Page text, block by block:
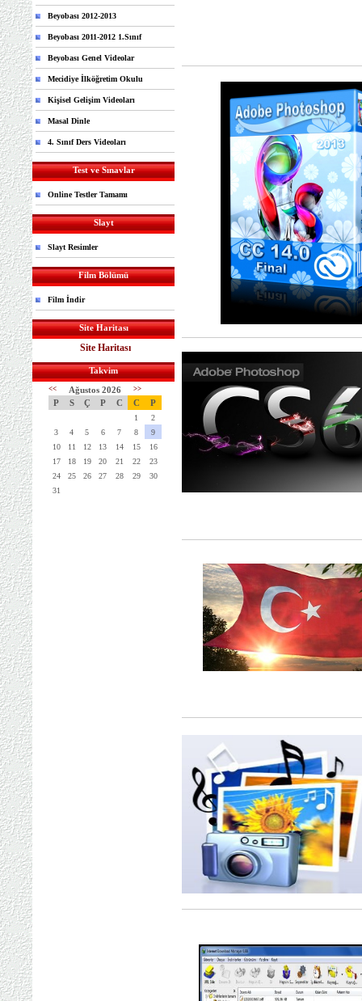
Beyobası 2012-2013
Beyobası 2011-2012 1.Sınıf
Beyobası Genel Videolar
Mecidiye İlköğretim Okulu
Kişisel Gelişim Videoları
Masal Dinle
4. Sınıf Ders Videoları
Test ve Sınavlar
Online Testler Tamamı
Slayt
Slayt Resimler
Film Bölümü
Film İndir
Site Haritası
Site Haritası
Takvim
<< Ağustos 2026 >>
P S Ç P C C P
1
2
3
4 5 6 7 8
9
10
11 12 13 14 15
16
17
18 19 20 21 22
23
24
25 26 27 28 29
30
31